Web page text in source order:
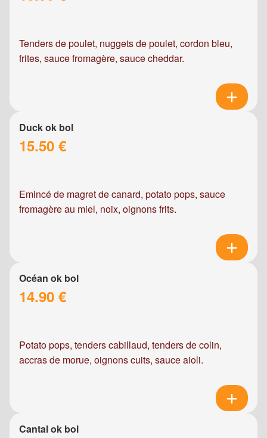
Tenders de poulet, nuggets de poulet, cordon bleu,
frites, sauce fromagère, sauce cheddar.
Duck ok bol
15.50 €
Emincé de magret de canard, potato pops, sauce
fromagère au miel, noix, oignons frits.
Océan ok bol
14.90 €
Potato pops, tenders cabillaud, tenders de colin,
accras de morue, oignons cuits, sauce aioli.
Cantal ok bol